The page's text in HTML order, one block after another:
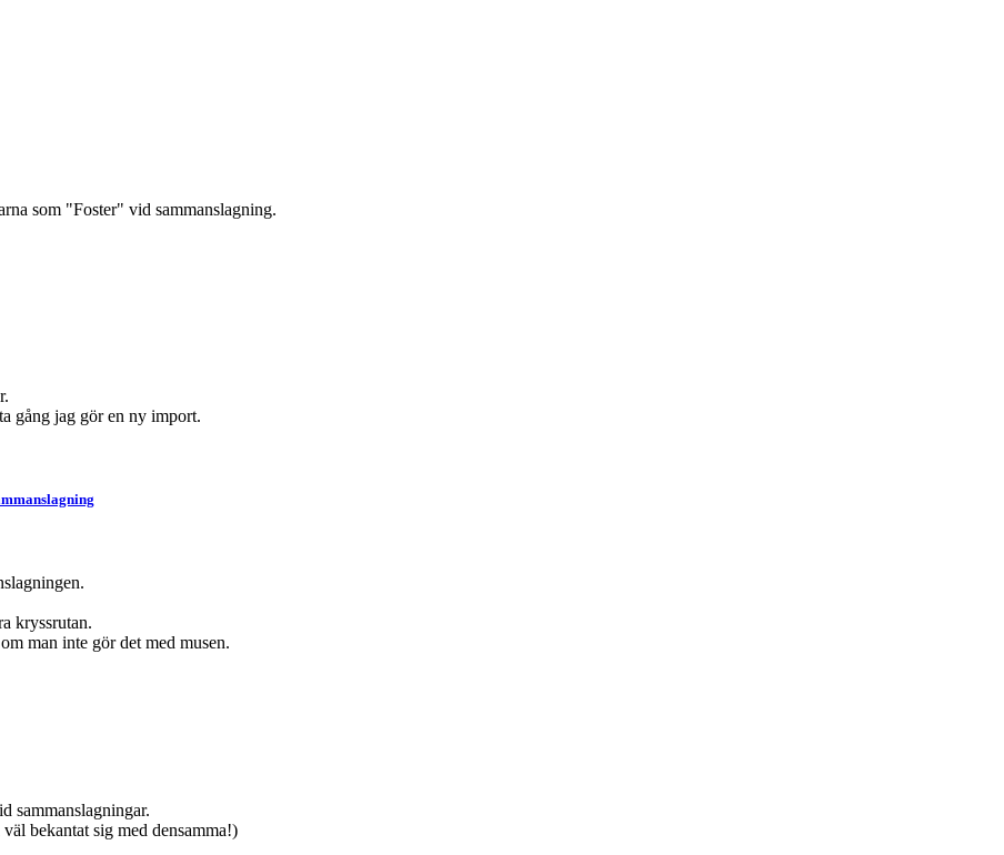
som "Foster" vid sammanslagning.
gång jag gör en ny import.
kryssrutan.
man inte gör det med musen.
sammanslagningar.
bekantat sig med densamma!)